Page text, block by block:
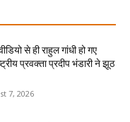
से ही राहुल गांधी हो गए
प्रवक्ता प्रदीप भंडारी ने झूठ
7, 2026